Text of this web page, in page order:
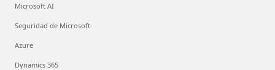
Microsoft AI
Seguridad de Microsoft
Azure
Dynamics 365